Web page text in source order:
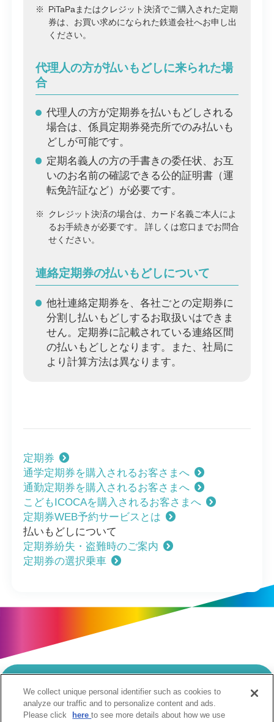
※
PiTaPaまたはクレジット決済でご購入された定期
券は、お買い求めになられた鉄道会社へお申し出
ください。
代理人の方が払いもどしに来られた場
合
代理人の方が定期券を払いもどしされる
場合は、係員定期券発売所でのみ払いも
どしが可能です。
定期名義人の方の手書きの委任状、お互
いのお名前の確認できる公的証明書（運
転免許証など）が必要です。
※
クレジット決済の場合は、カード名義ご本人によ
るお手続きが必要です。 詳しくは窓口までお問合
せください。
連絡定期券の払いもどしについて
他社連絡定期券を、各社ごとの定期券に
分割し払いもどしするお取扱いはできま
せん。定期券に記載されている連絡区間
の払いもどしとなります。また、社局に
より計算方法は異なります。
定期券
通学定期券を購入されるお客さまへ
通勤定期券を購入されるお客さまへ
こどもICOCAを購入されるお客さまへ
定期券WEB予約サービスとは
払いもどしについて
定期券紛失・盗難時のご案内
定期券の選択乗車
当サイトのご利用にあたって
個人情報の取扱いについて
Cookie設定について
We collect unique personal identifier such as cookies to
analyze our traffic and to personalize content and ads.
Please click
hereto see more details about how we use